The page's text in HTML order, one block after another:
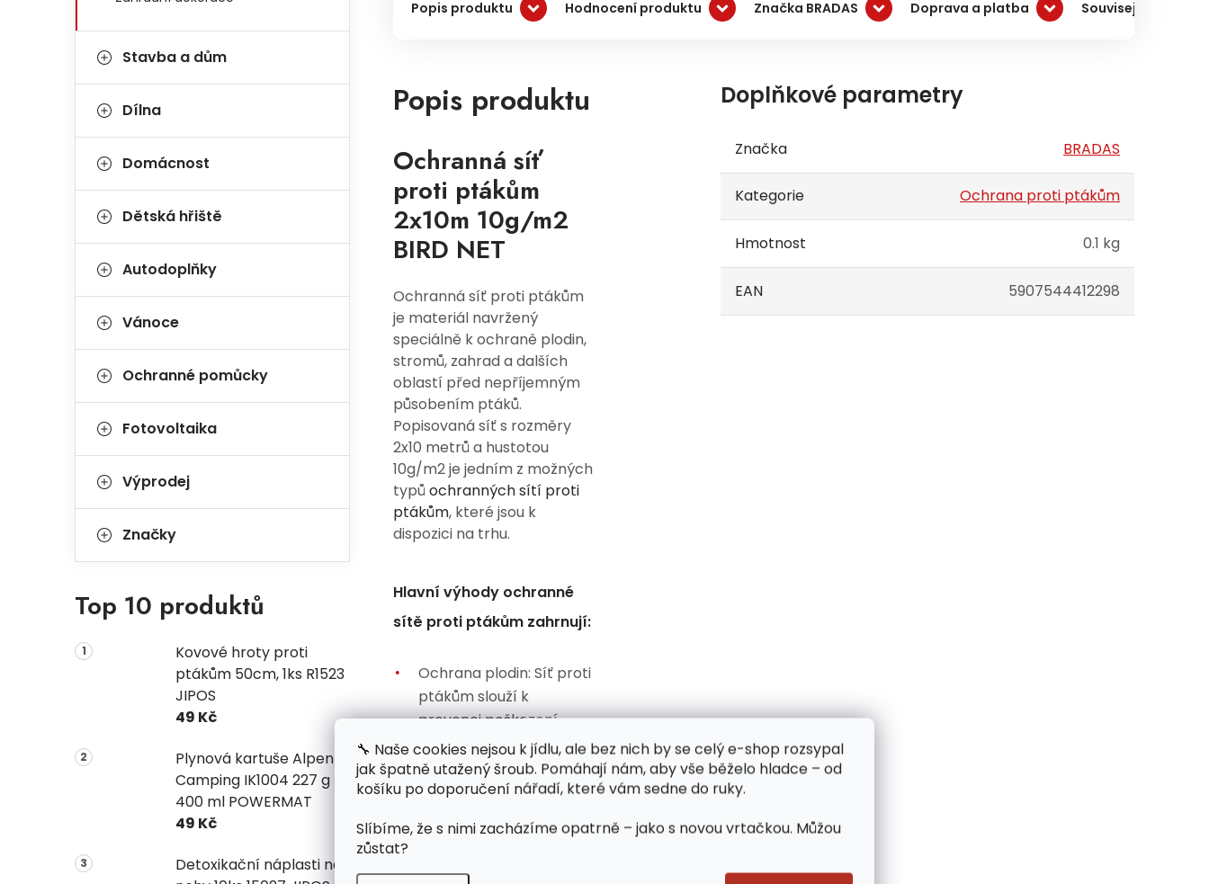
🔧 Naše cookies nejsou k jídlu, ale bez nich by se celý e-shop rozsypal
jak špatně utažený šroub. Pomáhají nám, aby vše běželo hladce – od
košíku po doporučení nářadí, které vám sedne do ruky.
Slíbíme, že s nimi zacházíme opatrně – jako s novou vrtačkou. Můžou
zůstat?
Stavba a dům
Dílna
Domácnost
Dětská hřiště
Autodoplňky
Vánoce
Ochranné pomůcky
Fotovoltaika
Výprodej
Značky
Top 10 produktů
Kovové hroty proti
ptákům 50cm, 1ks R1523
JIPOS
49 Kč
Plynová kartuše Alpen
Camping IK1004 227 g
400 ml POWERMAT
49 Kč
Detoxikační náplasti na
Popis produktu Hodnocení produktu Značka BRADAS Doprava a platba Související
Popis produktu
Ochranná síť
proti ptákům
2x10m 10g/m2
BIRD NET
Ochranná síť proti ptákům
je materiál navržený
speciálně k ochraně plodin,
stromů, zahrad a dalších
oblastí před nepříjemným
působením ptáků.
Popisovaná síť s rozměry
2x10 metrů a hustotou
10g/m2 je jedním z možných
typůochranných sítí proti
ptákům, které jsou k
dispozici na trhu.
Hlavní výhody ochranné
sítě proti ptákům zahrnují:
Ochrana plodin: Síť proti
ptákům slouží k
prevenci poškození
plodin ptáky. Ptáci mají
tendenci se živit plody,
semeny nebo květy, což
úrody. Ochranná síť
Doplňkové parametry
Značka BRADAS
Kategorie Ochrana proti ptákům
Hmotnost 0.1 kg
EAN 5907544412298